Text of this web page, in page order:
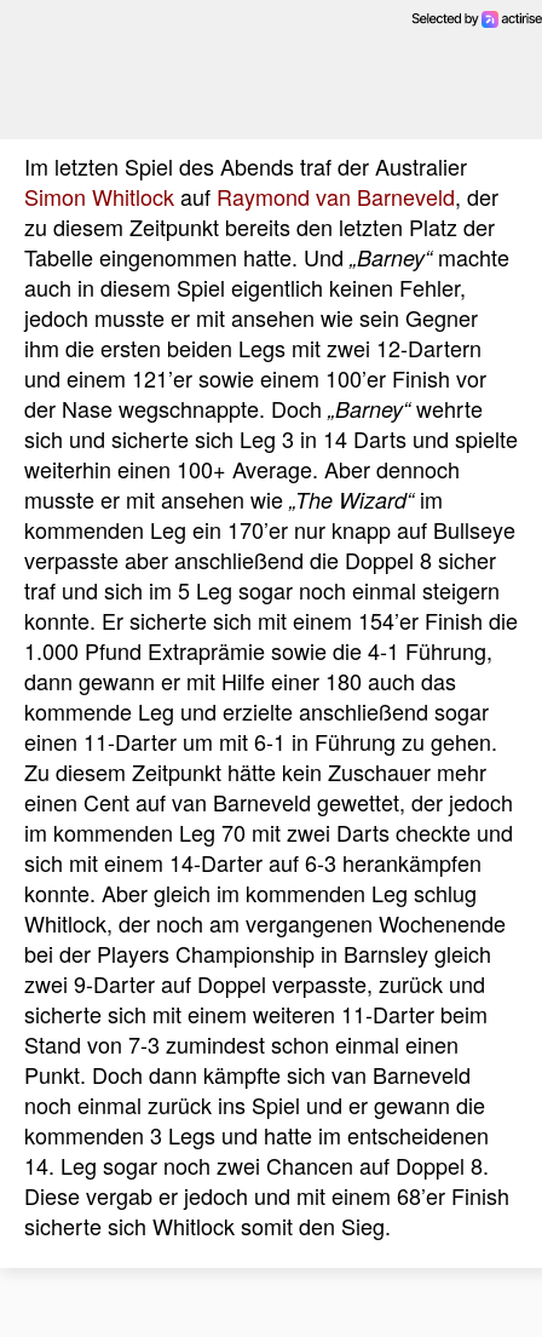
Im letzten Spiel des Abends traf der Australier
Simon Whitlockauf Raymond van Barneveld, der
zu diesem Zeitpunkt bereits den letzten Platz der
Tabelle eingenommen hatte. Und „Barney“machte
auch in diesem Spiel eigentlich keinen Fehler,
jedoch musste er mit ansehen wie sein Gegner
ihm die ersten beiden Legs mit zwei 12-Dartern
und einem 121’er sowie einem 100’er Finish vor
der Nase wegschnappte. Doch „Barney“wehrte
sich und sicherte sich Leg 3 in 14 Darts und spielte
weiterhin einen 100+ Average. Aber dennoch
musste er mit ansehen wie „The Wizard“im
kommenden Leg ein 170’er nur knapp auf Bullseye
verpasste aber anschließend die Doppel 8 sicher
traf und sich im 5 Leg sogar noch einmal steigern
konnte. Er sicherte sich mit einem 154’er Finish die
1.000 Pfund Extraprämie sowie die 4-1 Führung,
dann gewann er mit Hilfe einer 180 auch das
kommende Leg und erzielte anschließend sogar
einen 11-Darter um mit 6-1 in Führung zu gehen.
Zu diesem Zeitpunkt hätte kein Zuschauer mehr
einen Cent auf van Barneveld gewettet, der jedoch
im kommenden Leg 70 mit zwei Darts checkte und
sich mit einem 14-Darter auf 6-3 herankämpfen
konnte. Aber gleich im kommenden Leg schlug
Whitlock, der noch am vergangenen Wochenende
bei der Players Championship in Barnsley gleich
zwei 9-Darter auf Doppel verpasste, zurück und
sicherte sich mit einem weiteren 11-Darter beim
Stand von 7-3 zumindest schon einmal einen
Punkt. Doch dann kämpfte sich van Barneveld
noch einmal zurück ins Spiel und er gewann die
kommenden 3 Legs und hatte im entscheidenen
14. Leg sogar noch zwei Chancen auf Doppel 8.
Diese vergab er jedoch und mit einem 68’er Finish
sicherte sich Whitlock somit den Sieg.